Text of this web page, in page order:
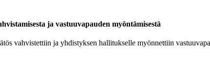
ja vastuuvapauden myöntämisestä
vahvistettiin ja yhdistyksen hallitukselle myönnettiin